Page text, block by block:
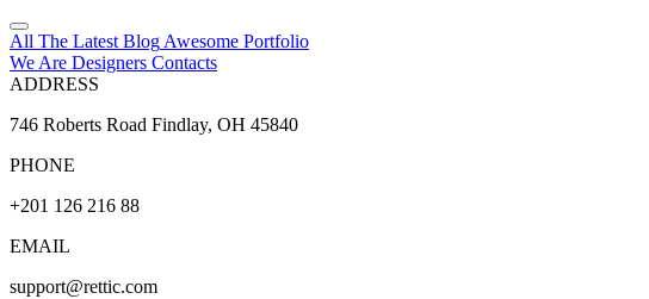
All The Latest Blog Awesome Portfolio
We Are Designers Contacts
ADDRESS
746 Roberts Road Findlay, OH 45840
PHONE
+201 126 216 88
EMAIL
support@rettic.com